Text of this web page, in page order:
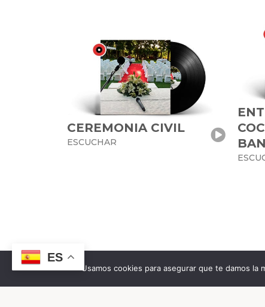
CEREMONIA CIVIL
ESCUCHAR
ES
Usamos cookies para asegurar que te damos